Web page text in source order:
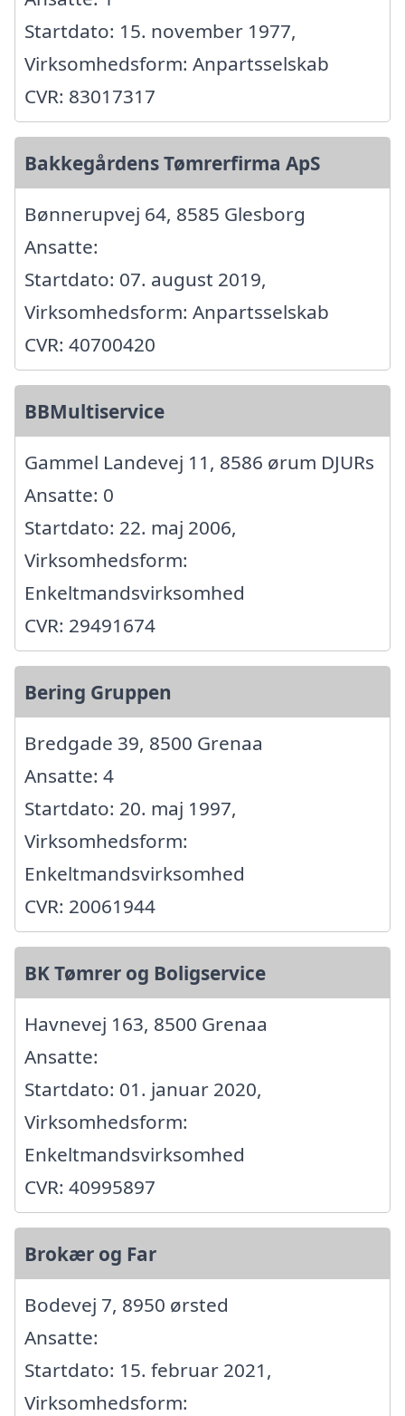
Startdato: 15. november 1977,
Virksomhedsform: Anpartsselskab
CVR: 83017317
Bakkegårdens Tømrerfirma ApS
Bønnerupvej 64, 8585 Glesborg
Ansatte:
Startdato: 07. august 2019,
Virksomhedsform: Anpartsselskab
CVR: 40700420
BBMultiservice
Gammel Landevej 11, 8586 ørum DJURs
Ansatte: 0
Startdato: 22. maj 2006,
Virksomhedsform:
Enkeltmandsvirksomhed
CVR: 29491674
Bering Gruppen
Bredgade 39, 8500 Grenaa
Ansatte: 4
Startdato: 20. maj 1997,
Virksomhedsform:
Enkeltmandsvirksomhed
CVR: 20061944
BK Tømrer og Boligservice
Havnevej 163, 8500 Grenaa
Ansatte:
Startdato: 01. januar 2020,
Virksomhedsform:
Enkeltmandsvirksomhed
CVR: 40995897
Brokær og Far
Bodevej 7, 8950 ørsted
Ansatte:
Startdato: 15. februar 2021,
Virksomhedsform: